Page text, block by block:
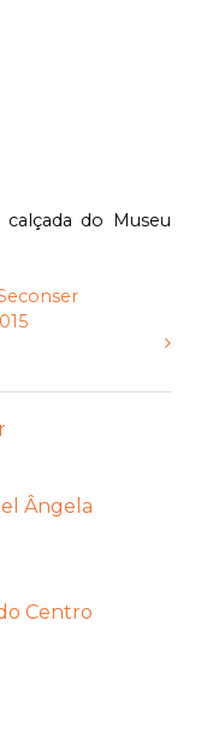
do Museu
Ângela
Centro